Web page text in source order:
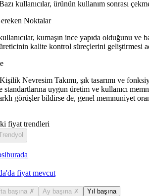
kullanıcılar, ürünün kullanım sonrası
Noktalar
kumaşın ince yapıda olduğunu
kalite kontrol süreçlerini geliştirmesi
Nevresim Takımı, şık tasarımı ve
uygun üretim ve kullanıcı
görüşler bildirse de, genel memnuniyet
fiyat trendleri
fiyat mevcut
başına ✗ Ay başına ✗ Yıl başına